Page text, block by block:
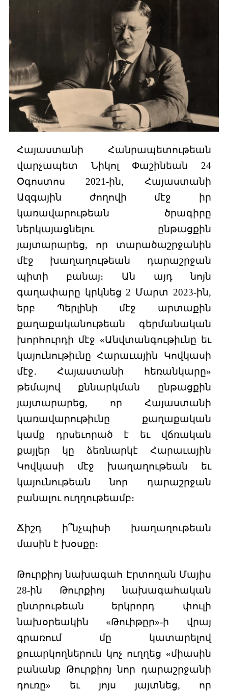
Հայաստանի Հանրապետութեան
վարչապետ Նիկոլ Փաշինեան 24
Օգոստոս 2021-ին, Հայաստանի
Ազգային ժողովի մէջ իր
կառավարութեան ծրագիրը
ներկայացնելու ընթացքին
յայտարարեց, որ տարածաշրջանին
մէջ խաղաղութեան դարաշրջան
պիտի բանայ։ Ան այդ նոյն
գաղափարը կրկնեց 2 Մարտ 2023-ին,
երբ Պերլինի մէջ արտաքին
քաղաքականութեան գերմանական
խորհուրդի մէջ «Անվտանգութիւնը եւ
կայունութիւնը Հարաւային Կովկասի
մէջ․ Հայաստանի հեռանկարը»
թեմայով քննարկման ընթացքին
յայտարարեց, որ Հայաստանի
կառավարութիւնը քաղաքական
կամք դրսեւորած է եւ վճռական
քայլեր կը ձեռնարկէ Հարաւային
Կովկասի մէջ խաղաղութեան եւ
կայունութեան նոր դարաշրջան
բանալու ուղղութեամբ։
Ճիշդ ի՞նչպիսի խաղաղութեան
մասին է խօսքը։
Թուրքիոյ նախագահ Էրտողան Մայիս
28-ին Թուրքիոյ նախագահական
ընտրութեան երկրորդ փուլի
նախօրեակին «Թուիթըր»-ի վրայ
գրառում մը կատարելով
քուարկողներուն կոչ ուղղեց «միասին
բանանք Թուրքիոյ նոր դարաշրջանի
դուռը» եւ յոյս յայտնեց, որ